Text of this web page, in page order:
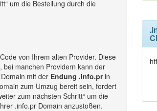
um die Bestellung durch die
von Ihrem alten Provider. Diese
manchen Providern kann der
mit der Endung .info.prin
zum Umzug bereit sein, fordert
zum nächsten Schritt“ um die
.info.pr Domain anzustoßen.